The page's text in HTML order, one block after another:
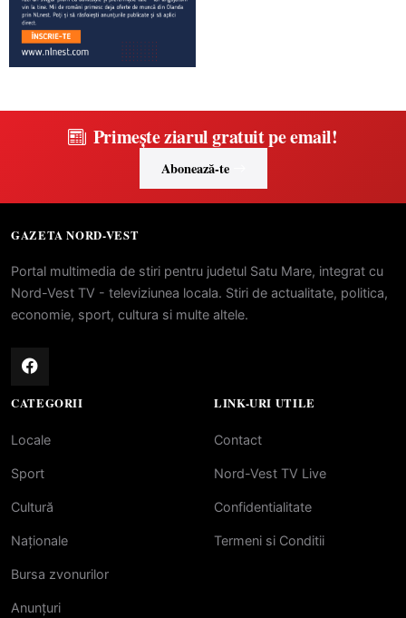
Primește ziarul gratuit pe email!
Abonează-te
GAZETA NORD-VEST
Portal multimedia de stiri pentru judetul Satu Mare, integrat cu
Nord-Vest TV - televiziunea locala. Stiri de actualitate, politica,
economie, sport, cultura si multe altele.
CATEGORII
Locale
Sport
Cultură
Naționale
Bursa zvonurilor
Anunțuri
LINK-URI UTILE
Contact
Nord-Vest TV Live
Confidentialitate
Termeni si Conditii